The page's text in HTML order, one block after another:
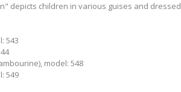
depicts children in various guises and dressed
543
model: 548
549